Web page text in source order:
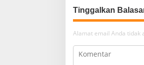
Tinggalkan
Alamat email Anda tidak